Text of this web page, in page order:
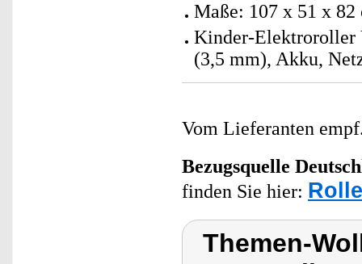
Maße: 107 x 51 x
Kinder-Elektroroller
(3,5 mm), Akku,
Vom Lieferanten
Bezugsquelle
finden Sie hier:
Themen-